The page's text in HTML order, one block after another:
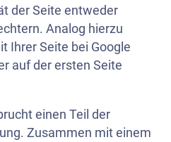
der Seite entweder
Analog hierzu
Ihrer Seite bei Google
auf der ersten Seite
einen Teil der
Zusammen mit einem